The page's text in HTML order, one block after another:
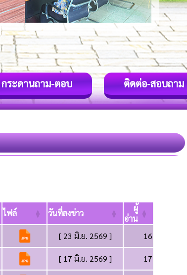
กระดานถาม-ตอบ ติดต่อ-สอบถาม
ไฟล์ วันที่ลงข่าว
ผู้
อ่าน
[ 23 มิ.ย. 2569 ] 16
[ 17 มิ.ย. 2569 ] 17